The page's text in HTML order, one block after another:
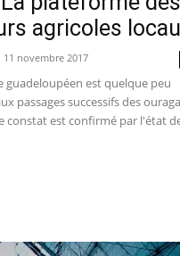
agricoles
11 novembre 2017
guadeloupéen est quelque peu
passages successifs des
constat est confirmé par l'état